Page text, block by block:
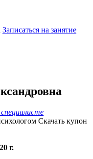
Записаться на занятие
Скачать купон
г.